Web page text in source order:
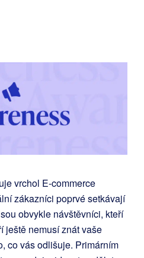
vrchol E-commerce
zákazníci poprvé setkávají
obvykle návštěvníci, kteří
ještě nemusí znát vaše
co vás odlišuje. Primárním